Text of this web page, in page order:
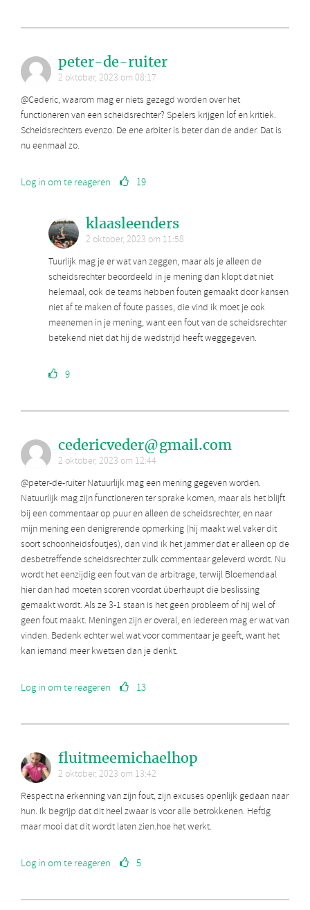
peter-de-ruiter
2 oktober, 2023 om 08:17
@Cederic, waarom mag er niets gezegd worden over het
functioneren van een scheidsrechter? Spelers krijgen lof en kritiek.
Scheidsrechters evenzo. De ene arbiter is beter dan de ander. Dat is
nu eenmaal zo.
Log in om te reageren 19
klaasleenders
2 oktober, 2023 om 11:58
Tuurlijk mag je er wat van zeggen, maar als je alleen de
scheidsrechter beoordeeld in je mening dan klopt dat niet
helemaal, ook de teams hebben fouten gemaakt door kansen
niet af te maken of foute passes, die vind ik moet je ook
meenemen in je mening, want een fout van de scheidsrechter
betekend niet dat hij de wedstrijd heeft weggegeven.
9
cedericveder@gmail.com
2 oktober, 2023 om 12:44
@peter-de-ruiter Natuurlijk mag een mening gegeven worden.
Natuurlijk mag zijn functioneren ter sprake komen, maar als het blijft
bij een commentaar op puur en alleen de scheidsrechter, en naar
mijn mening een denigrerende opmerking (hij maakt wel vaker dit
soort schoonheidsfoutjes), dan vind ik het jammer dat er alleen op de
desbetreffende scheidsrechter zulk commentaar geleverd wordt. Nu
wordt het eenzijdig een fout van de arbitrage, terwijl Bloemendaal
hier dan had moeten scoren voordat überhaupt die beslissing
gemaakt wordt. Als ze 3-1 staan is het geen probleem of hij wel of
geen fout maakt. Meningen zijn er overal, en iedereen mag er wat van
vinden. Bedenk echter wel wat voor commentaar je geeft, want het
kan iemand meer kwetsen dan je denkt.
Log in om te reageren 13
fluitmeemichaelhop
2 oktober, 2023 om 13:42
Respect na erkenning van zijn fout, zijn excuses openlijk gedaan naar
hun. Ik begrijp dat dit heel zwaar is voor alle betrokkenen. Heftig
maar mooi dat dit wordt laten zien.hoe het werkt.
Log in om te reageren 5